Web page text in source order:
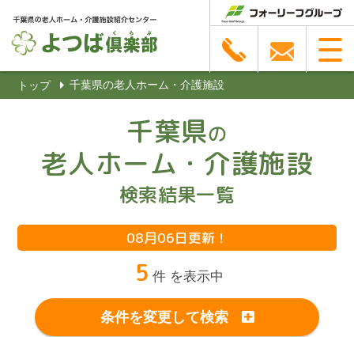
トップ 千葉県の老人ホーム・介護施設
千葉県の
老人ホーム・介護施設
検索結果一覧
08月06日更新！
5 件 を表示中
条件を変更して検索